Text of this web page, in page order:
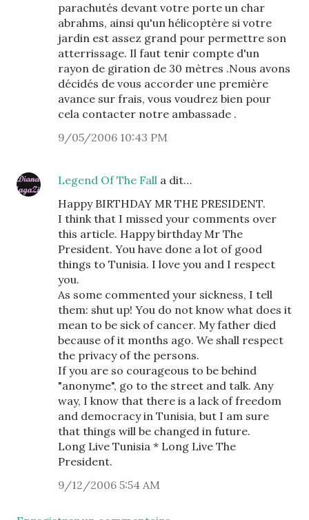
parachutés devant votre porte un char
abrahms, ainsi qu'un hélicoptère si votre
jardin est assez grand pour permettre son
atterrissage. Il faut tenir compte d'un
rayon de giration de 30 mètres .Nous avons
décidés de vous accorder une première
avance sur frais, vous voudrez bien pour
cela contacter notre ambassade .
9/05/2006 10:43 PM
Legend Of The Fall a dit…
Happy BIRTHDAY MR THE PRESIDENT.
I think that I missed your comments over
this article. Happy birthday Mr The
President. You have done a lot of good
things to Tunisia. I love you and I respect
you.
As some commented your sickness, I tell
them: shut up! You do not know what does it
mean to be sick of cancer. My father died
because of it months ago. We shall respect
the privacy of the persons.
If you are so courageous to be behind
"anonyme", go to the street and talk. Any
way, I know that there is a lack of freedom
and democracy in Tunisia, but I am sure
that things will be changed in future.
Long Live Tunisia * Long Live The
President.
9/12/2006 5:54 AM